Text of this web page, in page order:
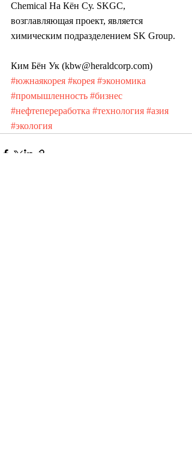
Chemical На Кён Су. SKGC,
возглавляющая проект, является
химическим подразделением SK Group.
Ким Бён Ук (kbw@heraldcorp.com)
#южнаякорея #корея #экономика
#промышленность #бизнес
#нефтепереработка #технология #азия
#экология